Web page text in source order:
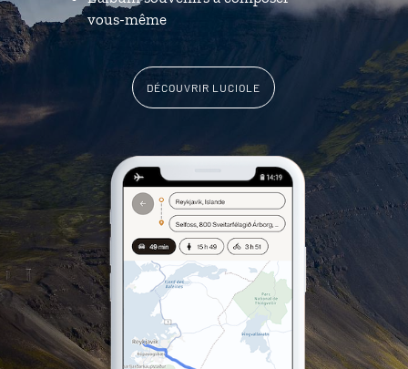
vous-même
DÉCOUVRIR LUCIOLE